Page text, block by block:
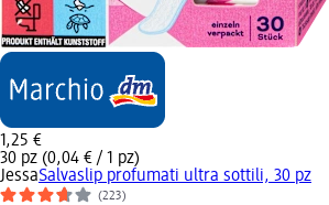
1,25 €
30 pz (0,04 € / 1 pz)
JessaSalvaslip profumati ultra sottili, 30 pz
(223)